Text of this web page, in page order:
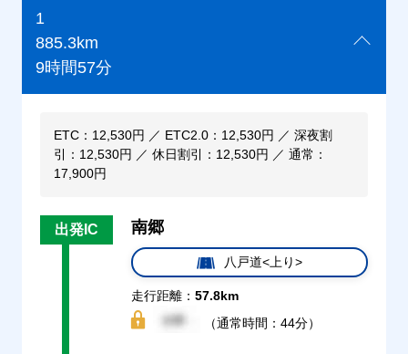
1
885.3km
9時間57分
ETC：12,530円 ／ ETC2.0：12,530円 ／ 深夜割
引：12,530円 ／ 休日割引：12,530円 ／ 通常：
17,900円
出発IC 南郷
八戸道<上り>
走行距離： 57.8km
（通常時間：44分）